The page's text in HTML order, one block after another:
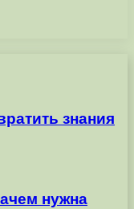
знания
нужна